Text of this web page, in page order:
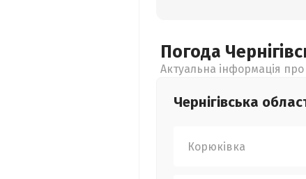
Погода
Актуальна інформація
Чернігівська
Корюківка